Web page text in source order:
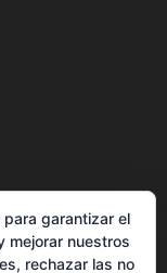
garantizar el
mejorar nuestros
rechazar las no